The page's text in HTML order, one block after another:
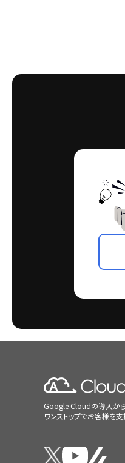
Google Cloudの導入か
ワンストップでお客様を